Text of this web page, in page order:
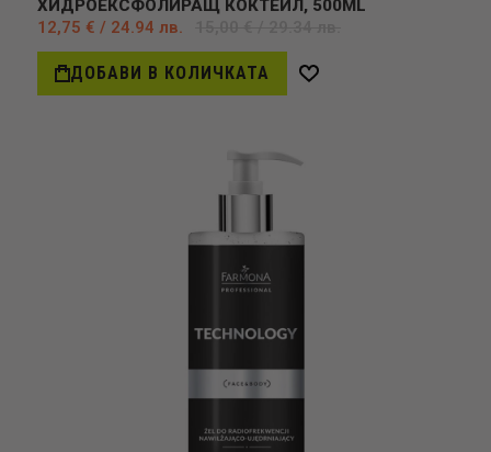
ХИДРОЕКСФОЛИРАЩ КОКТЕЙЛ, 500ML
12,75 € / 24.94 лв.
ДОБАВИ В КОЛИЧКАТА
Добави